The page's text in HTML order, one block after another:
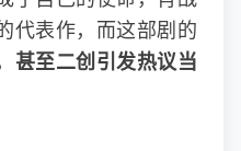
代表作，而这部剧的
甚至二创引发热议当